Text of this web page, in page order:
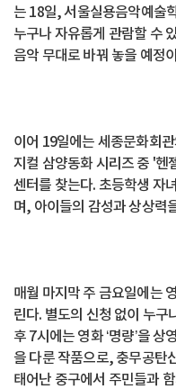
는 18일, 서울실용음악예술
누구나 자유롭게 관람할 수
음악 무대로 바꿔 놓을 예정
이어 19일에는 세종문화회
지컬 삼양동화 시리즈 중 '헨
센터를 찾는다. 초등학생 자
며, 아이들의 감성과 상상력
매월 마지막 주 금요일에는
린다. 별도의 신청 없이 누
후 7시에는 영화 ‘명량’을
을 다룬 작품으로, 충무공탄
태어난 중구에서 주민들과